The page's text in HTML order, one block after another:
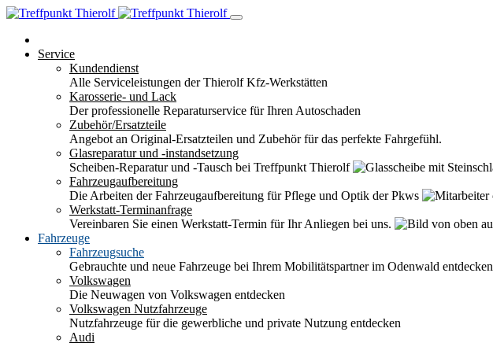
Service
Kundendienst
Alle Serviceleistungen der Thierolf Kfz-Werkstätten
Karosserie- und Lack
Der professionelle Reparaturservice für Ihren Autoschaden
Zubehör/Ersatzteile
Angebot an Original-Ersatzteilen und Zubehör für das perfekte Fahrgefühl.
Glasreparatur und -instandsetzung
Scheiben-Reparatur und -Tausch bei Treffpunkt Thierolf
Fahrzeugaufbereitung
Die Arbeiten der Fahrzeugaufbereitung für Pflege und Optik der Pkws
Werkstatt-Terminanfrage
Vereinbaren Sie einen Werkstatt-Termin für Ihr Anliegen bei uns.
Fahrzeuge
Fahrzeugsuche
Gebrauchte und neue Fahrzeuge bei Ihrem Mobilitätspartner im Odenwald entdecken
Volkswagen
Die Neuwagen von Volkswagen entdecken
Volkswagen Nutzfahrzeuge
Nutzfahrzeuge für die gewerbliche und private Nutzung entdecken
Audi